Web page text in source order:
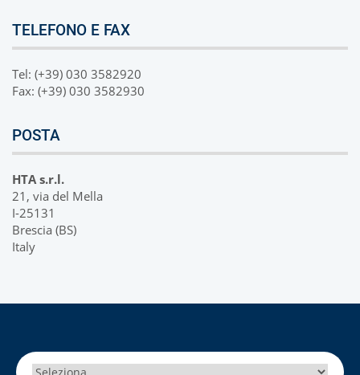
TELEFONO E FAX
Tel: (+39) 030 3582920
Fax: (+39) 030 3582930
POSTA
HTA s.r.l.
21, via del Mella
I-25131
Brescia (BS)
Italy